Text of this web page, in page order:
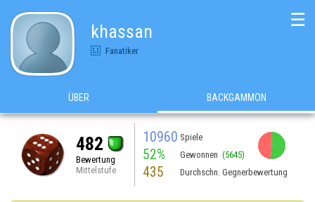
khassan
Fanatiker
☰
ÜBER BACKGAMMON
482
Bewertung
Mittelstufe
10960 Spiele
52% Gewonnen (5645)
435 Durchschn. Gegnerbewertung